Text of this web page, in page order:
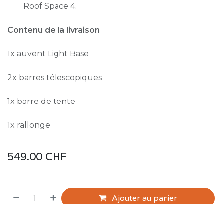
Roof Space 4.
Contenu de la livraison
1x auvent Light Base
2x barres télescopiques
1x barre de tente
1x rallonge
549.00 CHF
Ajouter au panier